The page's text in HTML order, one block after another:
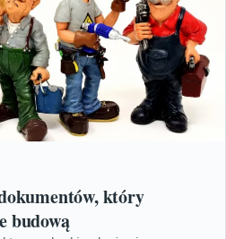
który
budową